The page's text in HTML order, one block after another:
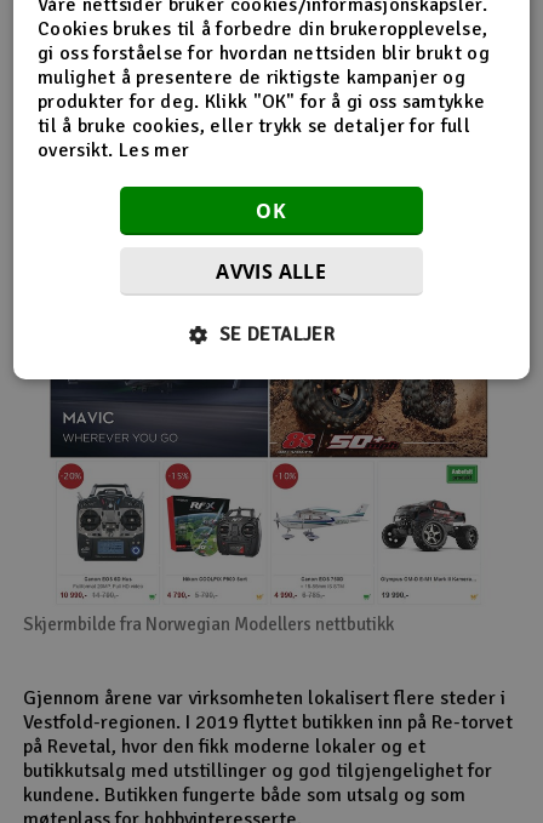
nybegynnerutstyr og avanserte løsninger hos samme
leverandør. Da internett for alvor endret
handelsmønstrene på 2000-tallet, satset Norwegian
Modellers tidlig på netthandel. Nettbutikken modellers.no
gjorde det mulig for kunder fra hele landet å handle
spesialprodukter som tidligere ofte bare var tilgjengelige i
større byer. Samtidig fortsatte selskapet å drive fysisk
Skjermbilde fra Norwegian Modellers nettbutikk
Gjennom årene var virksomheten lokalisert flere steder i
Vestfold-regionen. I 2019 flyttet butikken inn på Re-torvet
på Revetal, hvor den fikk moderne lokaler og et
butikkutsalg med utstillinger og god tilgjengelighet for
kundene. Butikken fungerte både som utsalg og som
Cookies brukes til å forbedre din brukeropplevelse,
gi oss forståelse for hvordan nettsiden blir brukt og
mulighet å presentere de riktigste kampanjer og
produkter for deg. Klikk "OK" for å gi oss samtykke
til å bruke cookies, eller trykk se detaljer for full
oversikt. Les mer
OK
AVVIS ALLE
SE DETALJER